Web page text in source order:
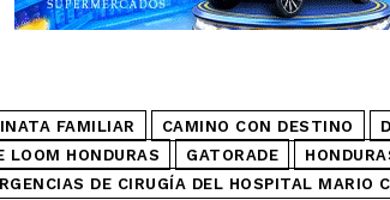
FAMILIAR CAMINO CON DESTINO
LOOM HONDURAS
GATORADE
DE CIRUGÍA DEL HOSPITAL MARIO